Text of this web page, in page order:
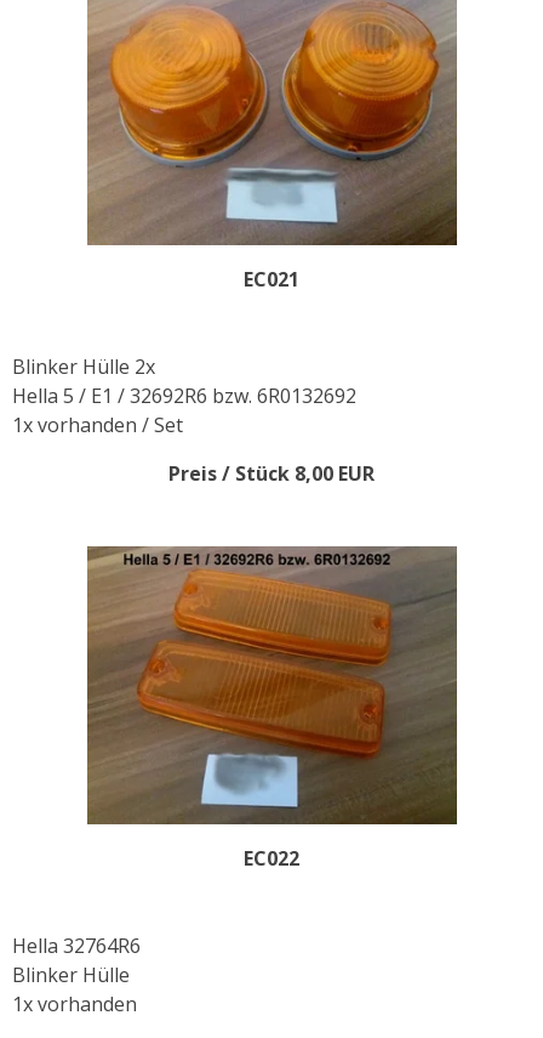
EC021
Blinker Hülle 2x
Hella 5 / E1 / 32692R6 bzw. 6R0132692
1x vorhanden / Set
Preis / Stück 8,00 EUR
EC022
Hella 32764R6
Blinker Hülle
1x vorhanden